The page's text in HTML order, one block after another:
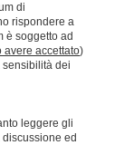
di
rispondere a
è soggetto ad
avere accettato)
dei
leggere gli
ed